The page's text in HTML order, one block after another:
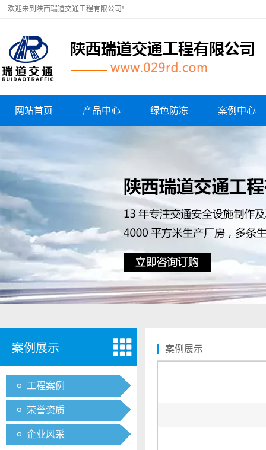
欢迎来到陕西瑞道交通工程有限公司!
网站首页 产品中心 绿色防冻 案例中心
案例展示
工程案例
荣誉资质
企业风采
案例展示